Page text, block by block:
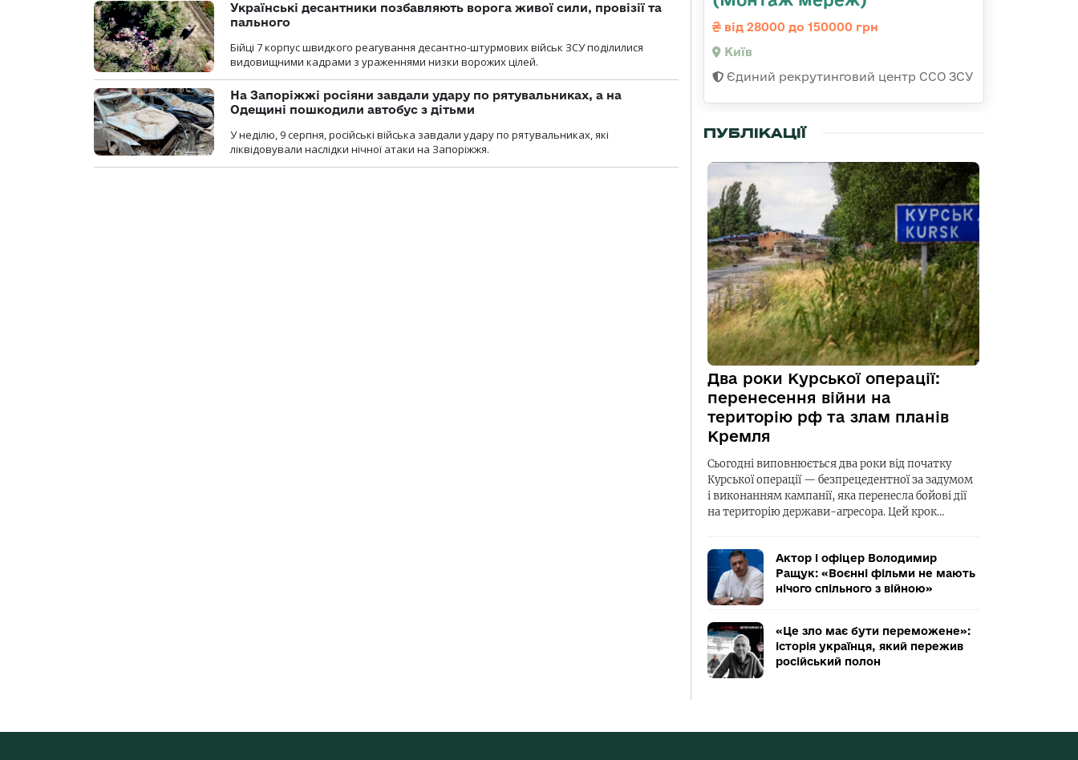
Українські десантники позбавляють ворога живої сили, провізії та
пального
Бійці 7 корпус швидкого реагування десантно-штурмових військ ЗСУ поділилися
видовищними кадрами з ураженнями низки ворожих цілей.
На Запоріжжі росіяни завдали удару по рятувальниках, а на
Одещині пошкодили автобус з дітьми
У неділю, 9 серпня, російські війська завдали удару по рятувальниках, які
ліквідовували наслідки нічної атаки на Запоріжжя.
від 28000 до 150000 грн
Київ
Єдиний рекрутинговий центр ССО ЗСУ
ПУБЛІКАЦІЇ
Два роки Курської операції:
перенесення війни на
територію рф та злам планів
Кремля
Сьогодні виповнюється два роки від початку
Курської операції — безпрецедентної за задумом
і виконанням кампанії, яка перенесла бойові дії
на територію держави-агресора. Цей крок…
Актор і офіцер Володимир
Ращук: «Воєнні фільми не мають
нічого спільного з війною»
«Це зло має бути переможене»:
історія українця, який пережив
російський полон